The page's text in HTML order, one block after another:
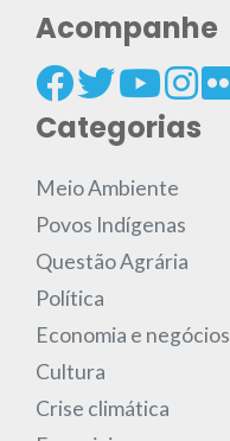
Acompanhe
Categorias
Meio Ambiente
Povos Indígenas
Questão Agrária
Política
Economia e negócios
Cultura
Crise climática